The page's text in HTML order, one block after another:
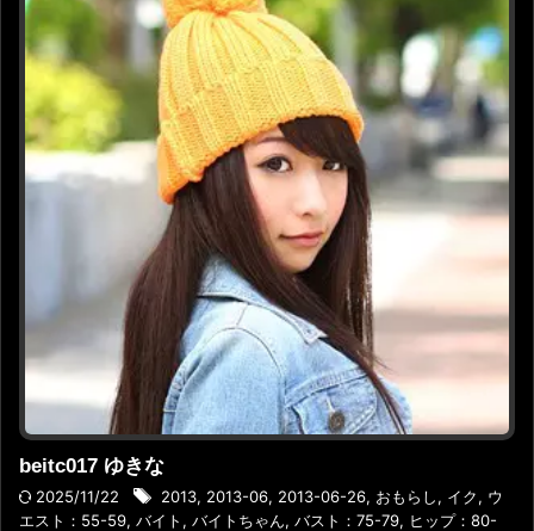
beitc017 ゆきな
2025/11/22 2013, 2013-06, 2013-06-26, おもらし, イク, ウ
エスト：55-59, バイト , バイトちゃん, バスト：75-79, ヒップ：80-